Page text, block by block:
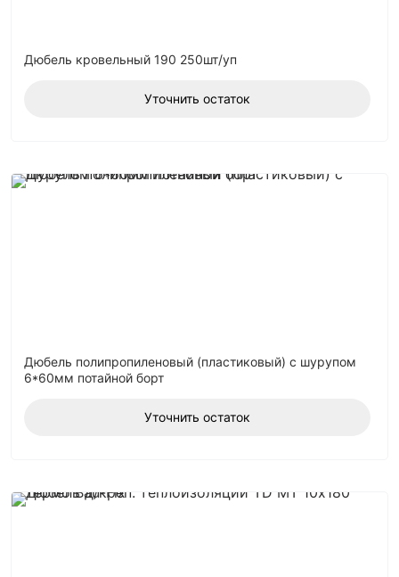
Дюбель кровельный 190 250шт/уп
Уточнить остаток
Дюбель полипропиленовый (пластиковый) с шурупом
6*60мм потайной борт
Уточнить остаток